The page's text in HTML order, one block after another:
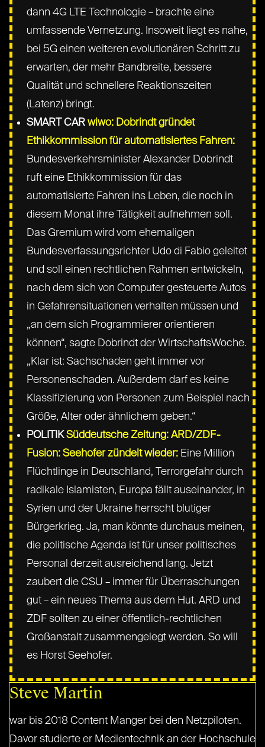
dann 4G LTE Technologie – brachte eine
umfassende Vernetzung. Insoweit liegt es nahe,
bei 5G einen weiteren evolutionären Schritt zu
erwarten, der mehr Bandbreite, bessere
Qualität und schnellere Reaktionszeiten
(Latenz) bringt.
SMART CARwiwo: Dobrindt gründet
Ethikkommission für automatisiertes Fahren:
Bundesverkehrsminister Alexander Dobrindt
ruft eine Ethikkommission für das
automatisierte Fahren ins Leben, die noch in
diesem Monat ihre Tätigkeit aufnehmen soll.
Das Gremium wird vom ehemaligen
Bundesverfassungsrichter Udo di Fabio geleitet
und soll einen rechtlichen Rahmen entwickeln,
nach dem sich von Computer gesteuerte Autos
in Gefahrensituationen verhalten müssen und
„an dem sich Programmierer orientieren
können“, sagte Dobrindt der WirtschaftsWoche.
„Klar ist: Sachschaden geht immer vor
Personenschaden. Außerdem darf es keine
Klassifizierung von Personen zum Beispiel nach
Größe, Alter oder ähnlichem geben.“
POLITIKSüddeutsche Zeitung: ARD/ZDF-
Fusion: Seehofer zündelt wieder: Eine Million
Flüchtlinge in Deutschland, Terrorgefahr durch
radikale Islamisten, Europa fällt auseinander, in
Syrien und der Ukraine herrscht blutiger
Bürgerkrieg. Ja, man könnte durchaus meinen,
die politische Agenda ist für unser politisches
Personal derzeit ausreichend lang. Jetzt
zaubert die CSU – immer für Überraschungen
gut – ein neues Thema aus dem Hut. ARD und
ZDF sollten zu einer öffentlich-rechtlichen
Großanstalt zusammengelegt werden. So will
es Horst Seehofer.
Steve Martin
war bis 2018 Content Manger bei den Netzpiloten.
Davor studierte er Medientechnik an der Hochschule